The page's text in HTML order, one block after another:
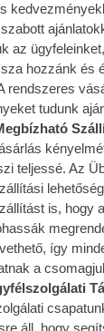
az
hozzánk és
rendszeres
tudunk
teljessé. Az
is, hogy
így
a
áll, hogy